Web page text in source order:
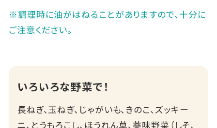
※調理時に油がはねることがありますので、十分に
ご注意ください。
いろいろな野菜で！
長ねぎ、玉ねぎ、じゃがいも、きのこ、ズッキー
ニ、とうもろこし、ほうれん草、薬味野菜（しそ、